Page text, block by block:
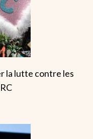
la lutte contre les